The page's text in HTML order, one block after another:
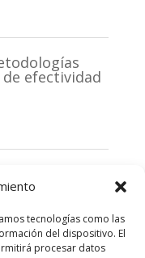
tecnologías como las
del dispositivo. El
procesar datos
efectividad
de la